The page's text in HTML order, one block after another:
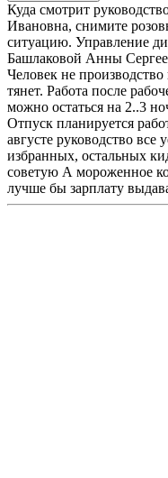
Куда смотрит
Ивановна, снимите
ситуацию. Управление
Башлаковой Анны
Человек не
тянет. Работа после
можно остаться на 2..3
Отпуск планируется
августе руководство все
избранных, остальных
советую А мороженное
лучше бы зарплату